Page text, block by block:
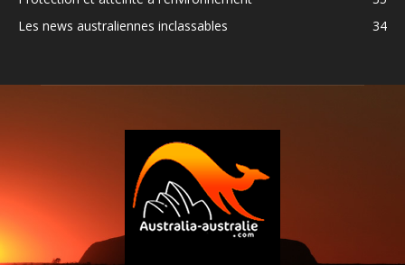
Les news australiennes inclassables
34